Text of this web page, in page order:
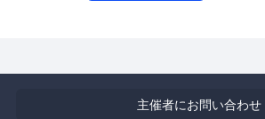
主催者にお問い合わせ